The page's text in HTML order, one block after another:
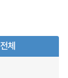
전체